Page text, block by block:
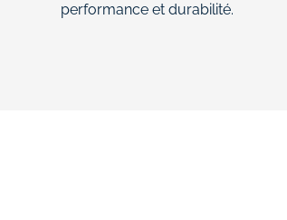
performance et durabilité.